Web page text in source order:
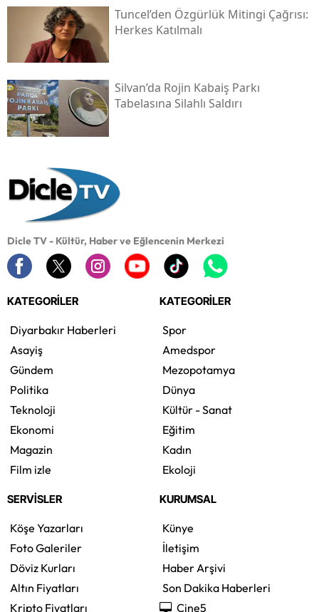
Tuncel’den Özgürlük Mitingi Çağrısı:
Herkes Katılmalı
Silvan’da Rojin Kabaiş Parkı
Tabelasına Silahlı Saldırı
Dicle TV - Kültür, Haber ve Eğlencenin Merkezi
KATEGORİLER
Diyarbakır Haberleri
Asayiş
Gündem
Politika
Teknoloji
Ekonomi
Magazin
Film izle
KATEGORİLER
Spor
Amedspor
Mezopotamya
Dünya
Kültür - Sanat
Eğitim
Kadın
Ekoloji
SERVİSLER
Köşe Yazarları
Foto Galeriler
Döviz Kurları
Altın Fiyatları
Kripto Fiyatları
KURUMSAL
Künye
İletişim
Haber Arşivi
Son Dakika Haberleri
Cine5